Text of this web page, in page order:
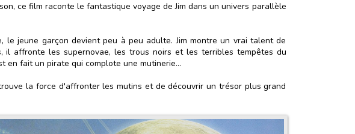
ce film raconte le fantastique voyage de Jim dans un univers parallèle
le jeune garçon devient peu à peu adulte. Jim montre un vrai talent de
il affronte les supernovae, les trous noirs et les terribles tempêtes du
en fait un pirate qui complote une mutinerie...
la force d'affronter les mutins et de découvrir un trésor plus grand